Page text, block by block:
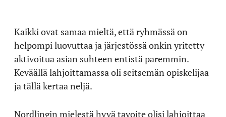
Kaikki ovat samaa mieltä, että ryhmässä on
helpompi luovuttaa ja järjestössä onkin yritetty
aktivoitua asian suhteen entistä paremmin.
Keväällä lahjoittamassa oli seitsemän opiskelijaa
ja tällä kertaa neljä.
Nordlingin mielestä hyvä tavoite olisi lahjoittaa